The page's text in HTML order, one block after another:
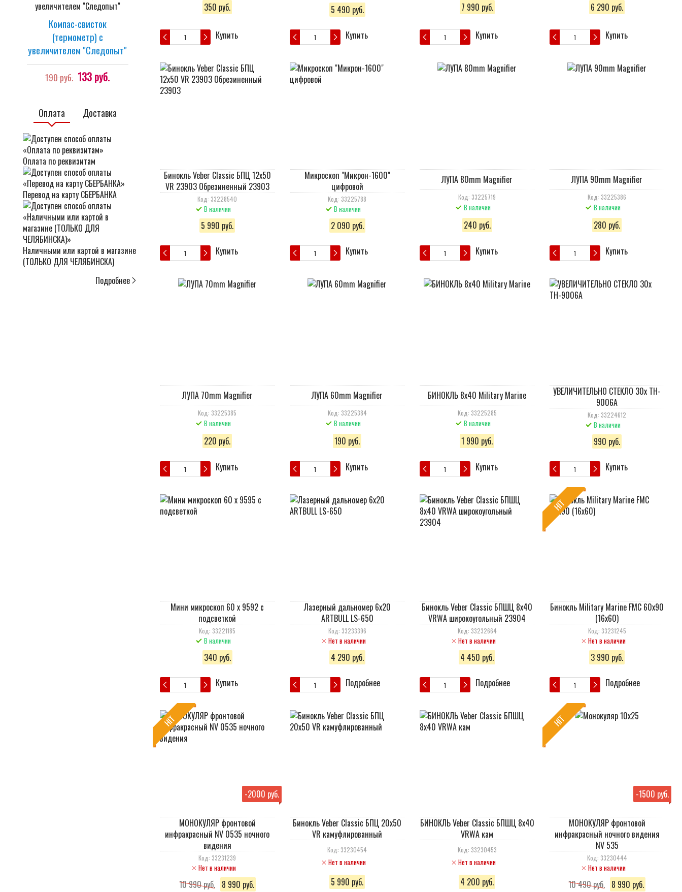
Компас-свисток
(термометр) с
увеличителем "Cледопыт"
190 руб. 133 руб.
Оплата Доставка
Оплата по реквизитам
Перевод на карту СБЕРБАНКА
Наличными или картой в магазине
(ТОЛЬКО ДЛЯ ЧЕЛЯБИНСКА)
Подробнее
350 руб.
Купить
5 490 руб.
Купить
7 990 руб.
Купить
6 290 руб.
Купить
Бинокль Veber Classic БПЦ 12x50
VR 23903 Обрезиненный 23903
Код: 33228540
В наличии
5 990 руб.
Купить
Микроскоп "Микрон-1600"
цифровой
Код: 33225788
В наличии
2 090 руб.
Купить
ЛУПА 80mm Magnifier
Код: 33225719
В наличии
240 руб.
Купить
ЛУПА 90mm Magnifier
Код: 33225386
В наличии
280 руб.
Купить
ЛУПА 70mm Magnifier
Код: 33225385
В наличии
220 руб.
Купить
ЛУПА 60mm Magnifier
Код: 33225384
В наличии
190 руб.
Купить
БИНОКЛЬ 8х40 Military Marine
Код: 33225285
В наличии
1 990 руб.
Купить
УВЕЛИЧИТЕЛЬНО СТЕКЛО 30x TH-
9006A
Код: 33224612
В наличии
990 руб.
Купить
Мини микроскоп 60 х 9592 с
подсветкой
Код: 33221185
В наличии
340 руб.
Купить
Лазерный дальномер 6x20
ARTBULL LS-650
Код: 33233396
Нет в наличии
4 290 руб.
Подробнее
Бинокль Veber Classic БПШЦ 8x40
VRWA широкоугольный 23904
Код: 33232664
Нет в наличии
4 450 руб.
Подробнее
HIT
Бинокль Military Marine FMC 60х90
(16х60)
Код: 33231245
Нет в наличии
3 990 руб.
Подробнее
-2000 руб.
HIT
МОНОКУЛЯР фронтовой
инфракрасный NV 0535 ночного
видения
Код: 33231239
Нет в наличии
10 990 руб. 8 990 руб.
Бинокль Veber Classic БПЦ 20x50
VR камуфлированный
Код: 33230454
Нет в наличии
5 990 руб.
БИНОКЛЬ Veber Classic БПШЦ 8x40
VRWA кам
Код: 33230453
Нет в наличии
4 200 руб.
-1500 руб.
HIT
МОНОКУЛЯР фронтовой
инфракрасный ночного видения
NV 535
Код: 33230444
Нет в наличии
10 490 руб. 8 990 руб.